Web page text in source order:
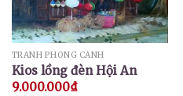
TRANH PHONG CẢNH
Kios lồng đèn Hội An
9.000.000₫